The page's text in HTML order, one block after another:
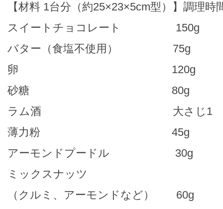
【材料 1台分（約25×23×5cm型）】調理時
スイートチョコレート 150g
バター（食塩不使用） 75g
卵 120g
砂糖 80g
ラム酒 大さじ1
薄力粉 45g
アーモンドプードル 30g
ミックスナッツ
（クルミ、アーモンドなど） 60g